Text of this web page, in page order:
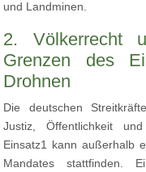
und Landminen.
2. Völkerrecht
Grenzen des
Drohnen
Die deutschen
Justiz, Öffentlichkeit
Einsatz1 kann außerhalb
Mandates stattfinden.